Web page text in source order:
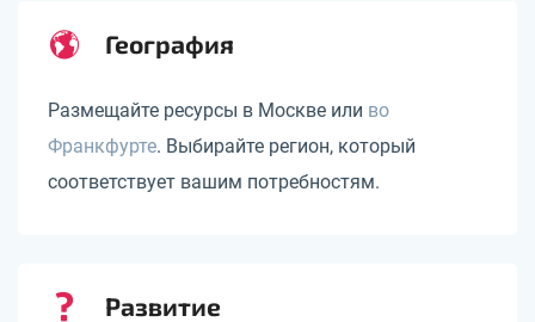
География
Размещайте ресурсы в Москве или во
Франкфурте. Выбирайте регион, который
соответствует вашим потребностям.
Развитие